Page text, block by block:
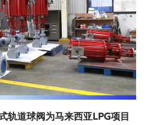
轨道球阀为马来西亚LPG项目